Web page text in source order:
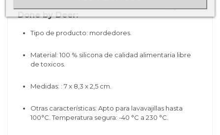
Done by Deer:
Tipo de producto: mordedores.
Material: 100 % silicona de calidad alimentaria libre
de toxicos.
Medidas: : 7 x 8,3 x 2,5 cm.
Otras características: Apto para lavavajillas hasta
100°C.Temperatura segura: -40 °C a 230 °C.